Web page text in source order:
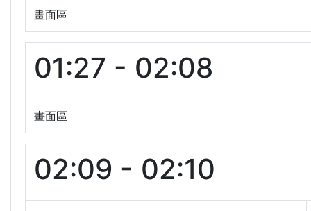
畫面區
01:27 - 02:08
畫面區
02:09 - 02:10